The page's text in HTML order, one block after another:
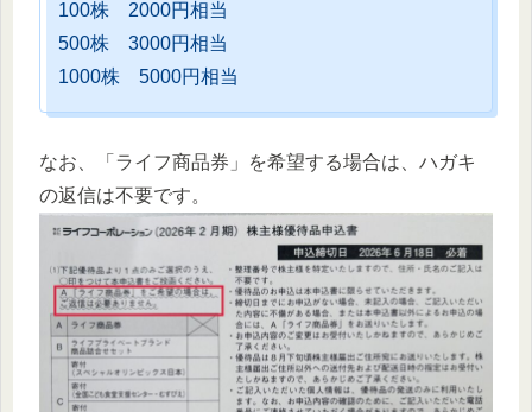
100株 2000円相当
500株 3000円相当
1000株 5000円相当
なお、「ライフ商品券」を希望する場合は、ハガキ
の返信は不要です。